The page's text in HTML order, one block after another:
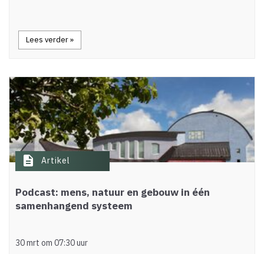
Lees verder »
description Artikel
Podcast: mens, natuur en gebouw in één
samenhangend systeem
30 mrt om 07:30 uur